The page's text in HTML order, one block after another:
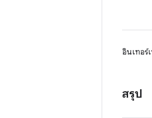
อินเทอร์
สรุป